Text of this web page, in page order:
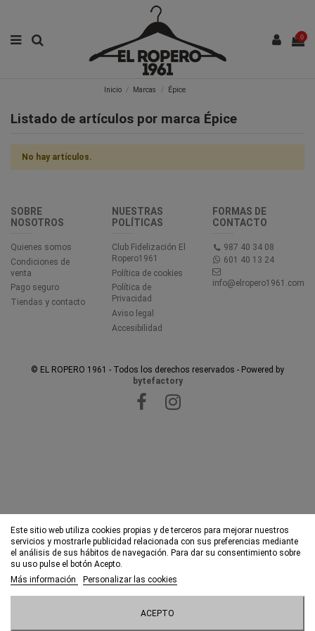
0
Inicio Marcas Épice
Listado de artículos por marca Épice
No hay artículos.
SOBRE
NOSOTROS
Quienes somos
Condiciones de
venta
Pago seguro
Tiendas y contacto
NUESTRAS
POLÍTICAS
Club Fidelización El
Ropero1961
Política de cookies
Política de
Privacidad
Aviso legal
Accesibilidad
FORMAS DE
CONTACTO
987 40 34 08
601 40 13 24
info@elropero1961.com
Este sitio web utiliza cookies propias y de terceros para mejorar nuestros
servicios y mostrarle publicidad relacionada con sus preferencias mediante
el análisis de sus hábitos de navegación. Para dar su consentimiento sobre
su uso pulse el botón Acepto.
Más información
Personalizar las cookies
ACEPTO
© EL ROPERO 1961 - Todos los derechos reservados - Powered by
bytefactory